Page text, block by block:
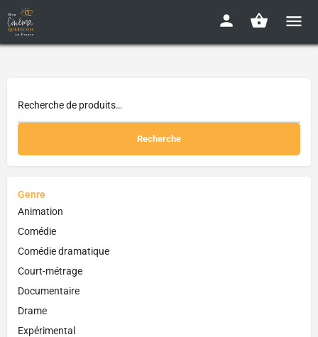
Recherche
Genre
Animation
Comédie
Comédie dramatique
Court-métrage
Documentaire
Drame
Expérimental